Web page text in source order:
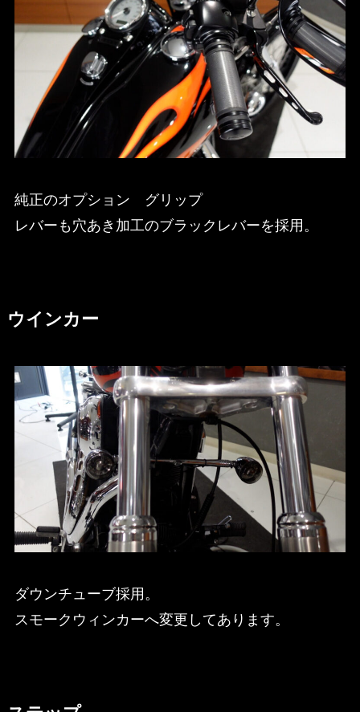
純正のオプション グリップ
レバーも穴あき加工のブラックレバーを採用。
ウインカー
ダウンチューブ採用。
スモークウィンカーへ変更してあります。